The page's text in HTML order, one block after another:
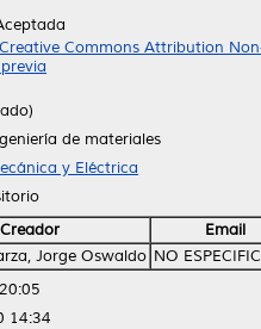
Creative Commons Attribution
de materiales
y Eléctrica
Creador
Email
Jorge Oswaldo NO
14:34